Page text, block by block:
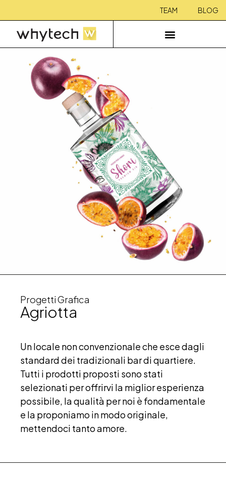
TEAM BLOG
Progetti Grafica
Agriotta
Un locale non convenzionale che esce dagli
standard dei tradizionali bar di quartiere.
Tutti i prodotti proposti sono stati
selezionati per offrirvi la miglior esperienza
possibile, la qualità per noi è fondamentale
e la proponiamo in modo originale,
mettendoci tanto amore.